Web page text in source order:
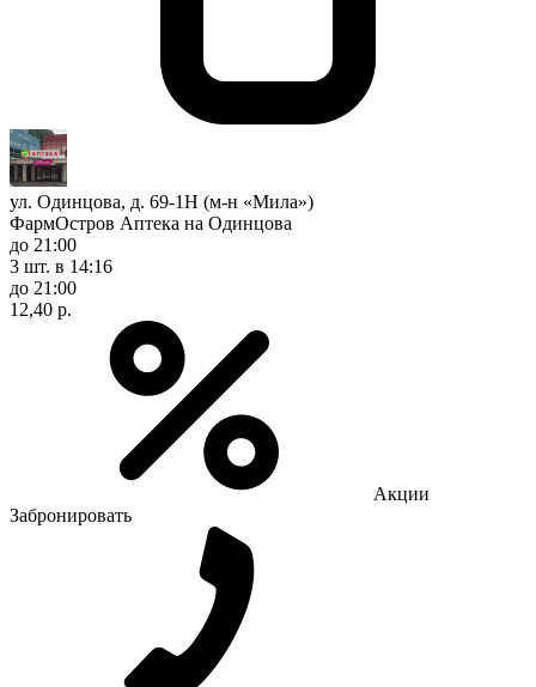
ул. Одинцова, д. 69-1Н (м-н «Мила»)
ФармОстров Аптека на Одинцова
до 21:00
3 шт. в 14:16
до 21:00
12,40 р.
Акции
Забронировать